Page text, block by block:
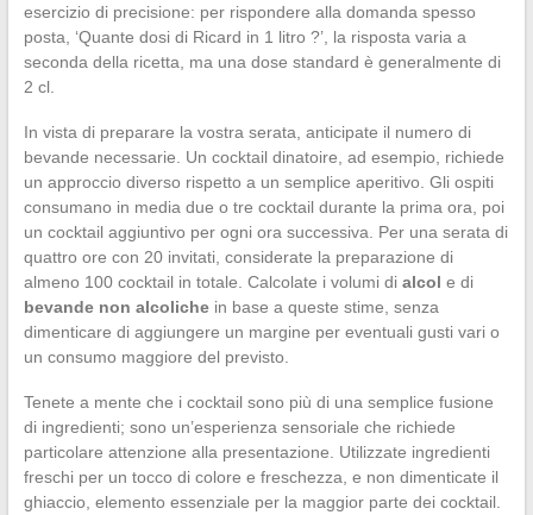
esercizio di precisione: per rispondere alla domanda spesso
posta, ‘Quante dosi di Ricard in 1 litro ?’, la risposta varia a
seconda della ricetta, ma una dose standard è generalmente di
2 cl.
In vista di preparare la vostra serata, anticipate il numero di
bevande necessarie. Un cocktail dinatoire, ad esempio, richiede
un approccio diverso rispetto a un semplice aperitivo. Gli ospiti
consumano in media due o tre cocktail durante la prima ora, poi
un cocktail aggiuntivo per ogni ora successiva. Per una serata di
quattro ore con 20 invitati, considerate la preparazione di
almeno 100 cocktail in totale. Calcolate i volumi di alcol e di
bevande non alcolichein base a queste stime, senza
dimenticare di aggiungere un margine per eventuali gusti vari o
un consumo maggiore del previsto.
Tenete a mente che i cocktail sono più di una semplice fusione
di ingredienti; sono un’esperienza sensoriale che richiede
particolare attenzione alla presentazione. Utilizzate ingredienti
freschi per un tocco di colore e freschezza, e non dimenticate il
ghiaccio, elemento essenziale per la maggior parte dei cocktail.